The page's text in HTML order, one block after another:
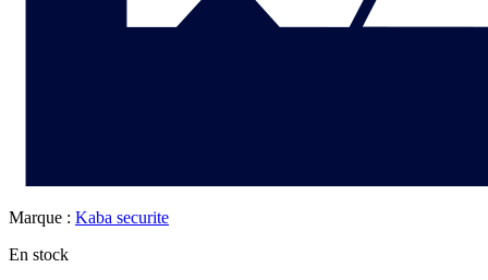
Marque : Kaba securite
En stock